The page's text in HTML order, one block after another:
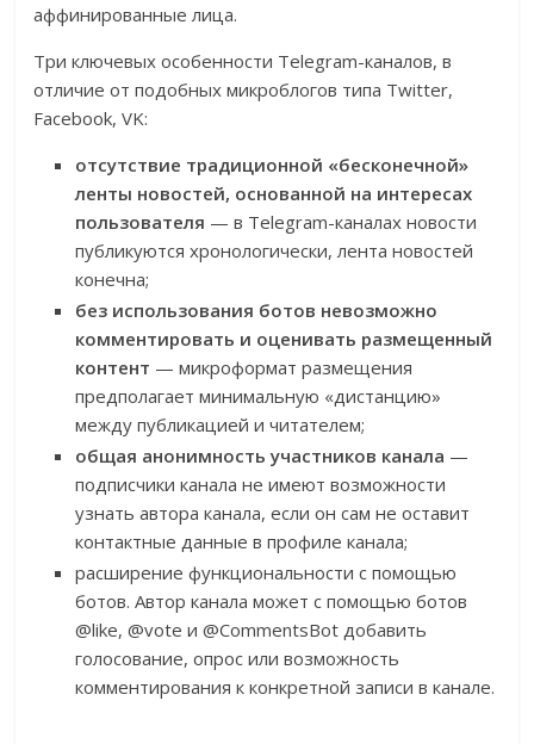
аффинированные лица.
Три ключевых особенности Telegram-каналов, в
отличие от подобных микроблогов типа Twitter,
Facebook, VK:
отсутствие традиционной «бесконечной»
ленты новостей, основанной на интересах
пользователя — в Telegram-каналах новости
публикуются хронологически, лента новостей
конечна;
без использования ботов невозможно
комментировать и оценивать размещенный
контент — микроформат размещения
предполагает минимальную «дистанцию»
между публикацией и читателем;
общая анонимность участников канала —
подписчики канала не имеют возможности
узнать автора канала, если он сам не оставит
контактные данные в профиле канала;
расширение функциональности с помощью
ботов. Автор канала может с помощью ботов
@like, @vote и @CommentsBot добавить
голосование, опрос или возможность
комментирования к конкретной записи в канале.